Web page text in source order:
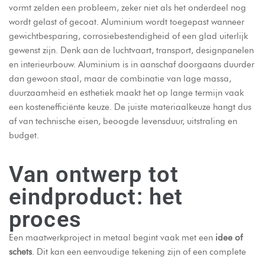
vormt zelden een probleem, zeker niet als het onderdeel nog
wordt gelast of gecoat. Aluminium wordt toegepast wanneer
gewichtbesparing, corrosiebestendigheid of een glad uiterlijk
gewenst zijn. Denk aan de luchtvaart, transport, designpanelen
en interieurbouw. Aluminium is in aanschaf doorgaans duurder
dan gewoon staal, maar de combinatie van lage massa,
duurzaamheid en esthetiek maakt het op lange termijn vaak
een kostenefficiënte keuze. De juiste materiaalkeuze hangt dus
af van technische eisen, beoogde levensduur, uitstraling en
budget.
Van ontwerp tot
eindproduct: het
proces
Een maatwerkproject in metaal begint vaak met een idee of
schets. Dit kan een eenvoudige tekening zijn of een complete